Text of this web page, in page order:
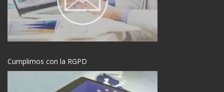
Cumplimos con la RGPD